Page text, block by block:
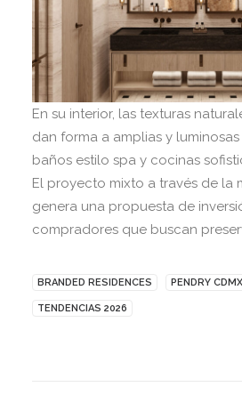
En su interior, las texturas
dan forma a amplias y luminosas
baños estilo spa y cocinas
El proyecto mixto a través de la
genera una propuesta de
compradores que buscan
BRANDED RESIDENCES PENDRY CDMX
TENDENCIAS 2026